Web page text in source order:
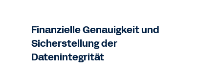
Finanzielle Genauigkeit und
Sicherstellung der
Datenintegrität